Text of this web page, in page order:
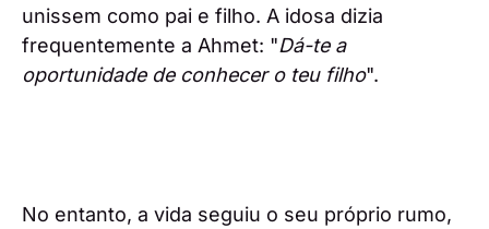
unissem como pai e filho. A idosa dizia
frequentemente a Ahmet: "Dá-te a
oportunidade de conhecer o teu filho".
No entanto, a vida seguiu o seu próprio rumo,